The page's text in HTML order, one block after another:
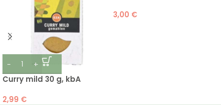
Curry mild 30 g, kbA
2,99 €
3,00 €